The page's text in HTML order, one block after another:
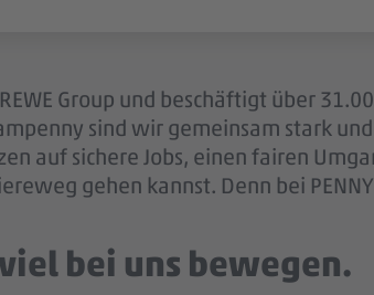
REWE Group und beschäftigt über
sind wir gemeinsam stark
auf sichere Jobs, einen fairen
gehen kannst. Denn bei
bei uns bewegen.